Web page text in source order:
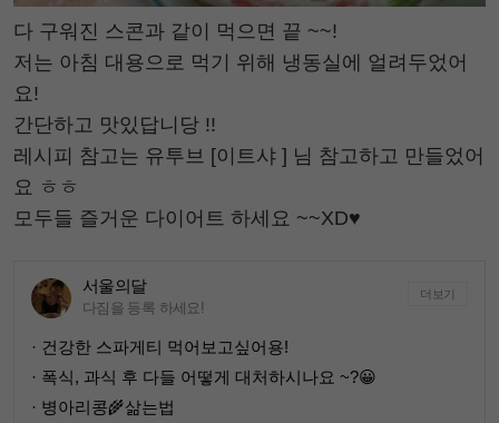
다 구워진 스콘과 같이 먹으면 끝 ~~!
저는 아침 대용으로 먹기 위해 냉동실에 얼려두었어
요!
간단하고 맛있답니당 !!
레시피 참고는 유투브 [이트샤 ] 님 참고하고 만들었어
요 ㅎㅎ
모두들 즐거운 다이어트 하세요 ~~XD♥
서울의달
다짐을 등록 하세요!
더보기
· 건강한 스파게티 먹어보고싶어용!
· 폭식, 과식 후 다들 어떻게 대처하시나요 ~?😀
· 병아리콩🌾삶는법